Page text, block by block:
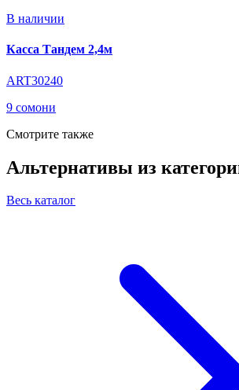
В наличии
Касса Тандем 2,4м
ART30240
9 сомони
Смотрите также
Альтернативы из
Весь каталог